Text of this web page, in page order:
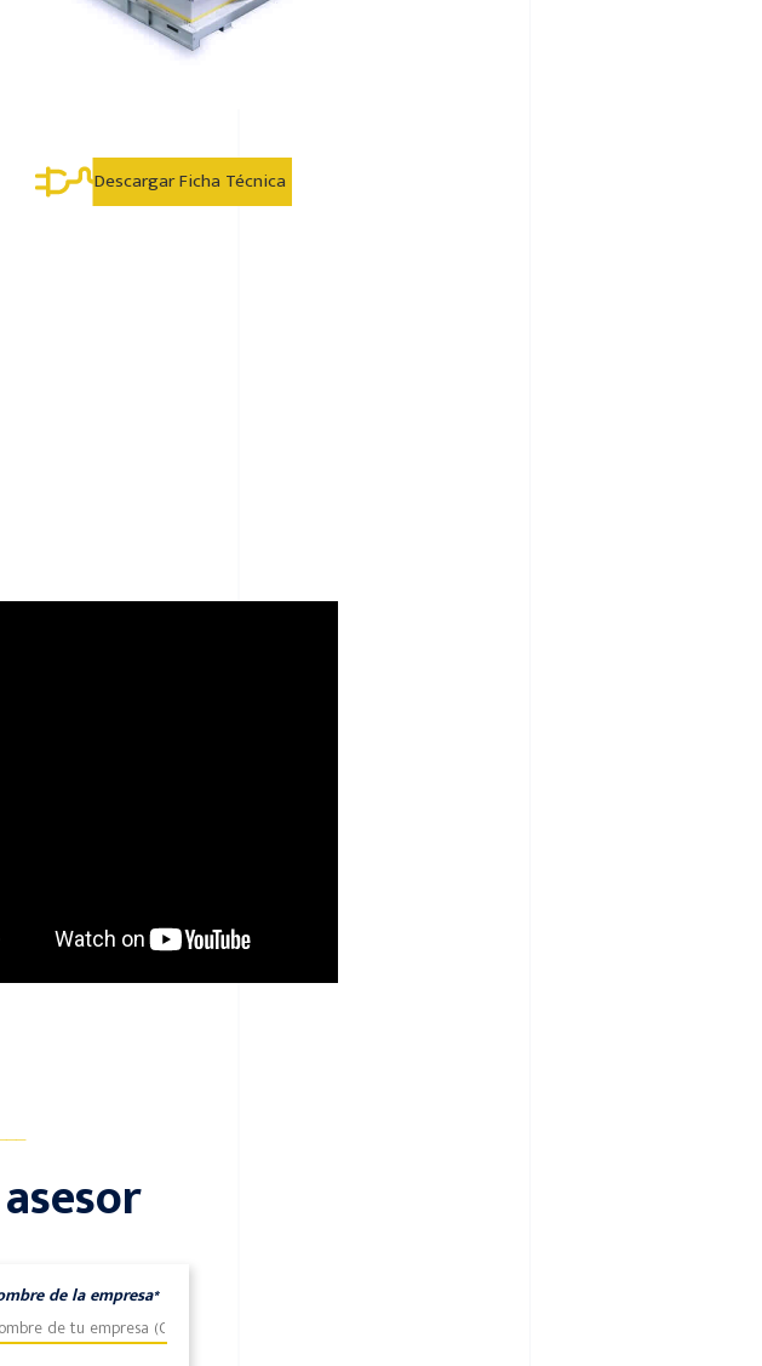
Descargar Ficha Técnica
de la empresa*